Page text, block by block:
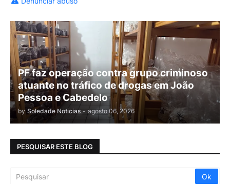
PF faz operação contra grupo criminoso
atuante no tráfico de drogas em João
Pessoa e Cabedelo
by Soledade Noticias - agosto 06, 2026
PESQUISAR ESTE BLOG